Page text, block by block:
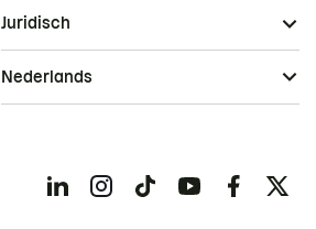
Juridisch
Nederlands